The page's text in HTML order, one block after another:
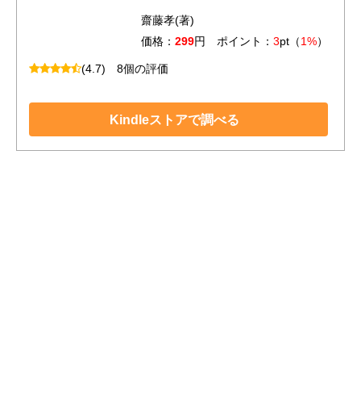
齋藤孝(著)
価格： 299円 ポイント： 3pt（1%）
(4.7) 8個の評価
Kindleストアで調べる